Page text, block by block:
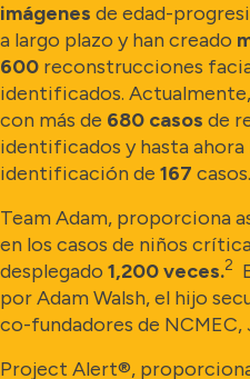
imágenes de edad-
a largo plazo y han creado
600 reconstrucciones
identificados.
con más de 680 casos de
identificados y hasta ahora
identificación de 167 casos.
Team Adam, proporciona
en los casos de niños
desplegado 1,200 veces.2
por Adam Walsh, el hijo
co-fundadores de NCMEC,
Project Alert®,